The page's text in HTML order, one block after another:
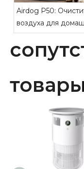
Airdog P50:
воздуха для
животных нового
поколения
товары